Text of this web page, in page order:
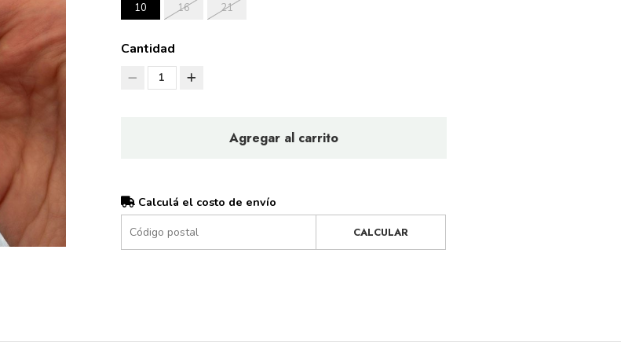
10 16 21
Cantidad
1
Agregar al carrito
Calculá el costo de envío
CALCULAR